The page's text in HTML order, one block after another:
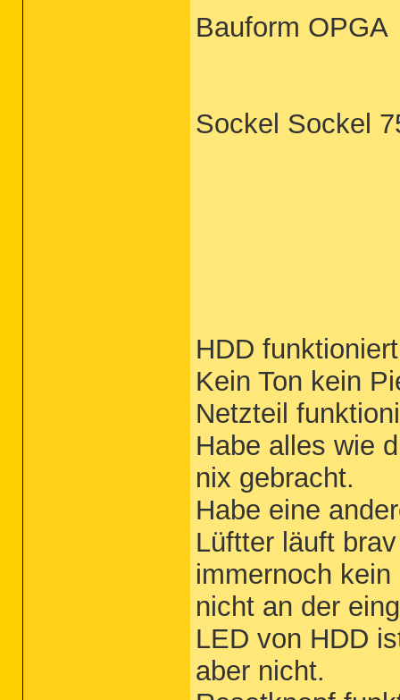
Bauform OPGA
Sockel Sockel
HDD
Kein Ton kein
Netzteil
Habe alles wie
nix gebracht.
Habe eine
Lüftter läuft
immernoch
nicht an der
LED von HDD
aber nicht.